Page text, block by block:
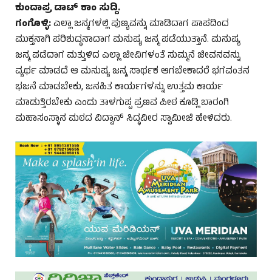
ಕುಂದಾಪ್ರ ಡಾಟ್‌ ಕಾಂ ಸುದ್ದಿ.
ಗಂಗೊಳ್ಳಿ:ಎಲ್ಲಾ ಜನ್ಮಗಳಲ್ಲಿ ಪುಣ್ಯವನ್ನು ಮಾಡಿದಾಗ ಪಾಪದಿಂದ
ಮುಕ್ತನಾಗಿ ಪರಿಶುದ್ಧನಾದಾಗ ಮನುಷ್ಯ ಜನ್ಮ ಪಡೆಯುತ್ತಾನೆ. ಮನುಷ್ಯ
ಜನ್ಮ ಪಡೆದಾಗ ಮತ್ತುಳಿದ ಎಲ್ಲಾ ಜೀವಿಗಳಂತೆ ಸುಮ್ಮನೆ ಜೀವನವನ್ನು
ವ್ಯರ್ಥ ಮಾಡದೆ ಆ ಮನುಷ್ಯ ಜನ್ಮ ಸಾರ್ಥಕ ಆಗಬೇಕಾದರೆ ಭಗವಂತನ
ಭಜನೆ ಮಾಡಬೇಕು, ಜನಹಿತ ಕಾರ್ಯಗಳನ್ನು ಉತ್ತಮ ಕಾರ್ಯ
ಮಾಡುತ್ತಿರಬೇಕು ಎಂದು ತಾಳಗುಪ್ಪ ಪ್ರಣವ ಪೀಠ ಕೂಡ್ಲಿ ಬಾರಂಗಿ
ಮಹಾಸಂಸ್ಥಾನ ಮಠದ ವಿದ್ವಾನ್ ಸಿದ್ಧವೀರ ಸ್ವಾಮೀಜಿ ಹೇಳಿದರು.